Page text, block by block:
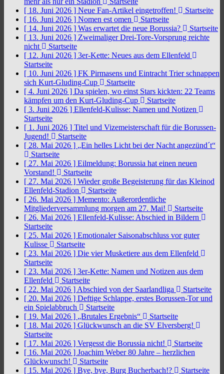
[ 18. Juni 2026 ] Neue Fan-Artikel eingetroffen!
Startseite
[ 16. Juni 2026 ] Nomen est omen
Startseite
[ 14. Juni 2026 ] Was erwartet die neue Borussia?
Startseite
[ 13. Juni 2026 ] Zweimaliger Drei-Tore-Vorsprung reichte
nicht
Startseite
[ 12. Juni 2026 ] 3er-Kette: Neues aus dem Ellenfeld
Startseite
[ 10. Juni 2026 ] FK Pirmasens und Eintracht Trier schnappen
sich Kurt-Gluding-Cup
Startseite
[ 4. Juni 2026 ] Da spielen, wo einst Stars kickten: 22 Teams
kämpfen um den Kurt-Gluding-Cup
Startseite
[ 3. Juni 2026 ] Ellenfeld-Kulisse: Namen und Notizen
Startseite
[ 1. Juni 2026 ] Titel und Vizemeisterschaft für die Borussen-
Jugend!
Startseite
[ 28. Mai 2026 ] „Ein helles Licht bei der Nacht angezünd´t“
Startseite
[ 27. Mai 2026 ] Eilmeldung: Borussia hat einen neuen
Vorstand!
Startseite
[ 27. Mai 2026 ] Wieder große Begeisterung für das Kleinod
Ellenfeld-Stadion
Startseite
[ 26. Mai 2026 ] Memento: Außerordentliche
Mitgliederversammlung morgen am 27. Mai!
Startseite
[ 26. Mai 2026 ] Ellenfeld-Kulisse: Abschied in Bildern
Startseite
[ 25. Mai 2026 ] Emotionaler Saisonabschluss vor guter
Kulisse
Startseite
[ 23. Mai 2026 ] Die vier Musketiere aus dem Ellenfeld
Startseite
[ 23. Mai 2026 ] 3er-Kette: Namen und Notizen aus dem
Ellenfeld
Startseite
[ 22. Mai 2026 ] Abschied von der Saarlandliga
Startseite
[ 20. Mai 2026 ] Deftige Schlappe, erstes Borussen-Tor und
ein Spielabbruch
Startseite
[ 19. Mai 2026 ] „Brutales Ergebnis“
Startseite
[ 18. Mai 2026 ] Glückwunsch an die SV Elversberg!
Startseite
[ 17. Mai 2026 ] Vergesst die Borussia nicht!
Startseite
[ 16. Mai 2026 ] Joachim Weber 80 Jahre – herzlichen
Glückwunsch!
Startseite
[ 15. Mai 2026 ] Bye, bye, Burg Bucherbach!?
Startseite